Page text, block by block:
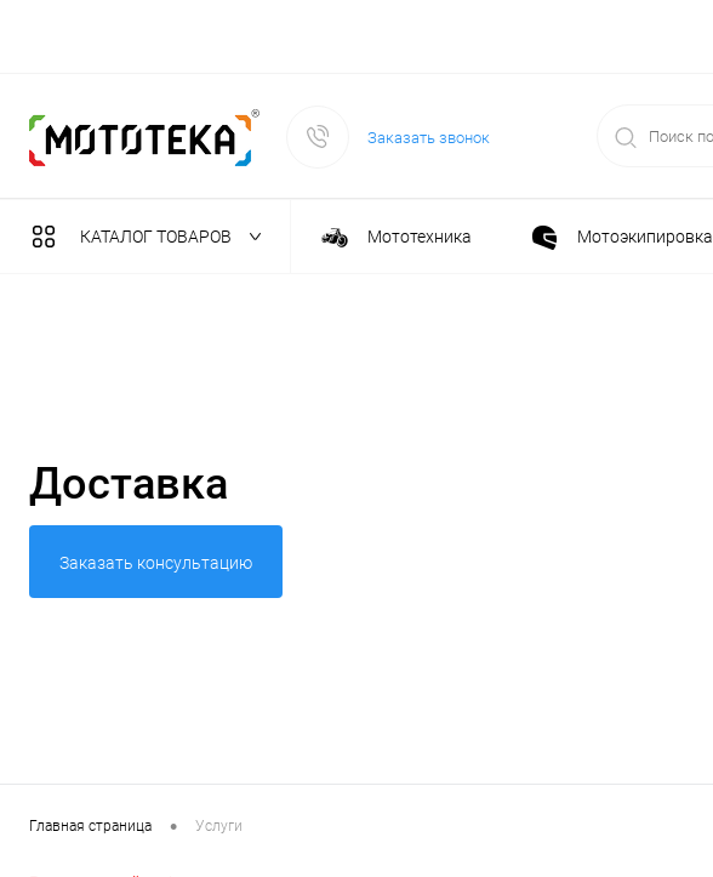
Заказать звонок
КАТАЛОГ ТОВАРОВ Мототехника Мотоэкипировка
Доставка
Заказать консультацию
Главная страница • Услуги